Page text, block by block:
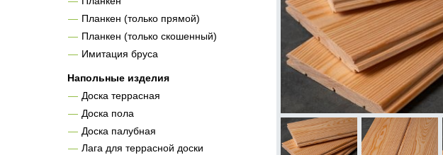
Планкен (только прямой)
Планкен (только скошенный)
Имитация бруса
Напольные изделия
Доска террасная
Доска пола
Доска палубная
Лага для террасной доски